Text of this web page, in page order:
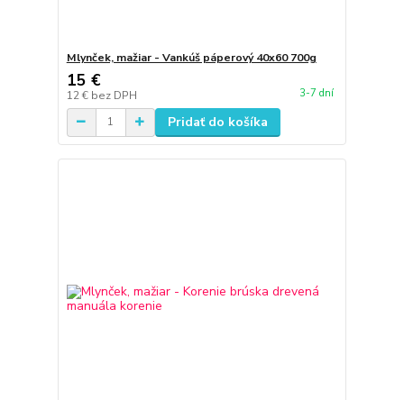
Mlynček, mažiar - Vankúš páperový 40x60 700g
15 €
12 € bez DPH 3-7 dní
Pridať do košíka